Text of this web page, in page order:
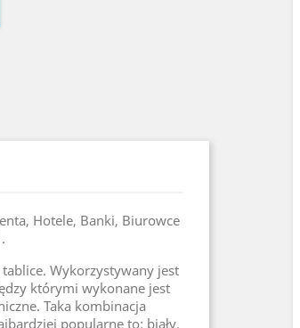
Hotele, Banki, Biurowce
Wykorzystywany jest
którymi wykonane jest
Taka kombinacja
popularne to: biały,